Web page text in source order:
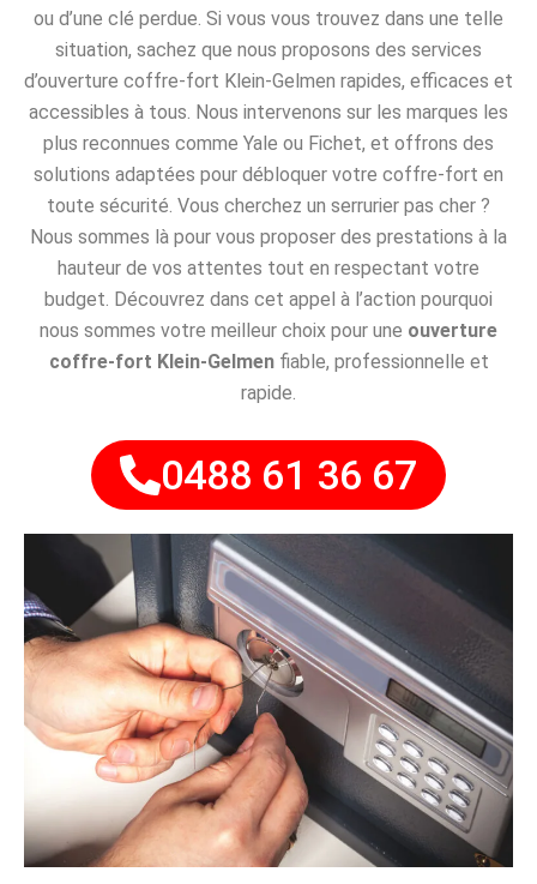
ou d’une clé perdue. Si vous vous trouvez dans une telle
situation, sachez que nous proposons des services
d’ouverture coffre-fort Klein-Gelmen rapides, efficaces et
accessibles à tous. Nous intervenons sur les marques les
plus reconnues comme Yale ou Fichet, et offrons des
solutions adaptées pour débloquer votre coffre-fort en
toute sécurité. Vous cherchez un serrurier pas cher ?
Nous sommes là pour vous proposer des prestations à la
hauteur de vos attentes tout en respectant votre
budget. Découvrez dans cet appel à l’action pourquoi
nous sommes votre meilleur choix pour une ouverture
coffre-fort Klein-Gelmenfiable, professionnelle et
rapide.
0488 61 36 67